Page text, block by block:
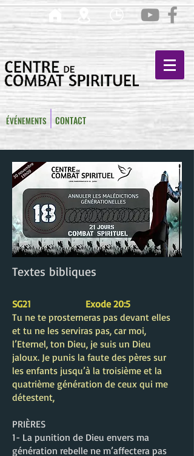
ÉVÉNEMENTS CONTACT
Textes bibliques
SG21 Exode 20:5
Tu ne te prosterneras pas devant elles
et tu ne les serviras pas, car moi,
l’Eternel, ton Dieu, je suis un Dieu
jaloux. Je punis la faute des pères sur
les enfants jusqu’à la troisième et la
quatrième génération de ceux qui me
détestent,
PRIÈRES
1- La punition de Dieu envers ma
génération rebelle ne m’affectera pas